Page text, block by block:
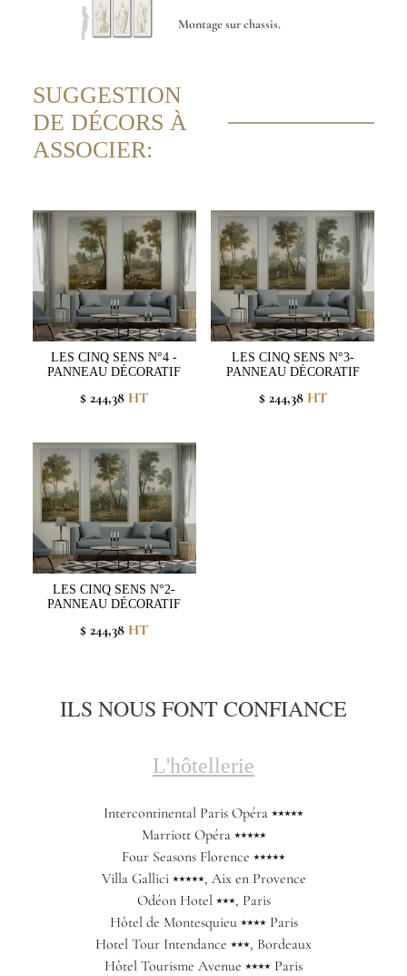
Montage sur chassis.
SUGGESTION
DE DÉCORS À
ASSOCIER:
LES CINQ SENS N°4 -
PANNEAU DÉCORATIF
$ 244,38 HT
LES CINQ SENS N°3-
PANNEAU DÉCORATIF
$ 244,38HT
LES CINQ SENS N°2-
PANNEAU DÉCORATIF
$ 244,38 HT
ILS NOUS FONT CONFIANCE
L'hôtellerie
Intercontinental Paris Opéra ⭑⭑⭑⭑⭑
Marriott Opéra ⭑⭑⭑⭑⭑
Four Seasons Florence ⭑⭑⭑⭑⭑
Villa Gallici ⭑⭑⭑⭑⭑, Aix en Provence
Odéon Hotel ⭑⭑⭑, Paris
Hôtel de Montesquieu ⭑⭑⭑⭑ Paris
Hotel Tour Intendance ⭑⭑⭑, Bordeaux
Hôtel Tourisme Avenue ⭑⭑⭑⭑ Paris